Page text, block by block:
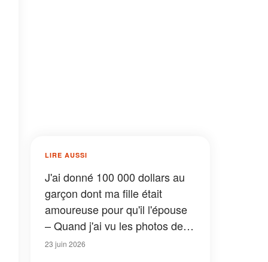
LIRE AUSSI
J'ai donné 100 000 dollars au
garçon dont ma fille était
amoureuse pour qu'il l'épouse
– Quand j'ai vu les photos de
mariage, je n'en croyais pas
23 juin 2026